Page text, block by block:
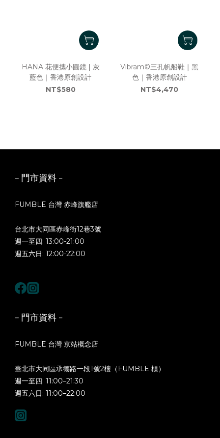
HANA 花便攜小圓鏡 | 灰
藍色｜香港原創設計
NT$580
Vibram©三孔帆船鞋｜黑
色｜香港原創設計
NT$4,470
- 門市資料 -
FUMBLE 台灣 赤峰旗艦店
台北市大同區赤峰街12巷3號
週一至四: 13:00-21:00
週五六日: 12:00-22:00
- 門市資料 -
FUMBLE 台灣 京站概念店
臺北市大同區承德路一段1號2樓（FUMBLE 櫃）
週一至四: 11:00–21:30
週五六日: 11:00–22:00